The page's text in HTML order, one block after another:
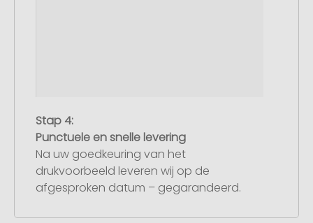
Stap 4:
Punctuele en snelle levering
Na uw goedkeuring van het
drukvoorbeeld leveren wij op de
afgesproken datum – gegarandeerd.